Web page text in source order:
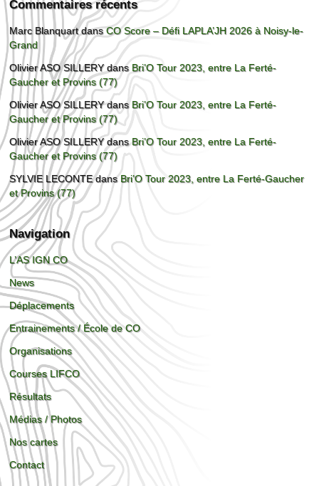
Commentaires récents
Marc BlanquartdansCO Score – Défi LAPLA’JH 2026 à Noisy-le-
Grand
Olivier ASO SILLERYdans Bri’O Tour 2023, entre La Ferté-
Gaucher et Provins (77)
Olivier ASO SILLERYdansBri’O Tour 2023, entre La Ferté-
Gaucher et Provins (77)
Olivier ASO SILLERYdansBri’O Tour 2023, entre La Ferté-
Gaucher et Provins (77)
SYLVIE LECONTEdansBri’O Tour 2023, entre La Ferté-Gaucher
et Provins (77)
Navigation
L’AS IGN CO
News
Déplacements
Entrainements / École de CO
Organisations
Courses LIFCO
Résultats
Médias / Photos
Nos cartes
Contact